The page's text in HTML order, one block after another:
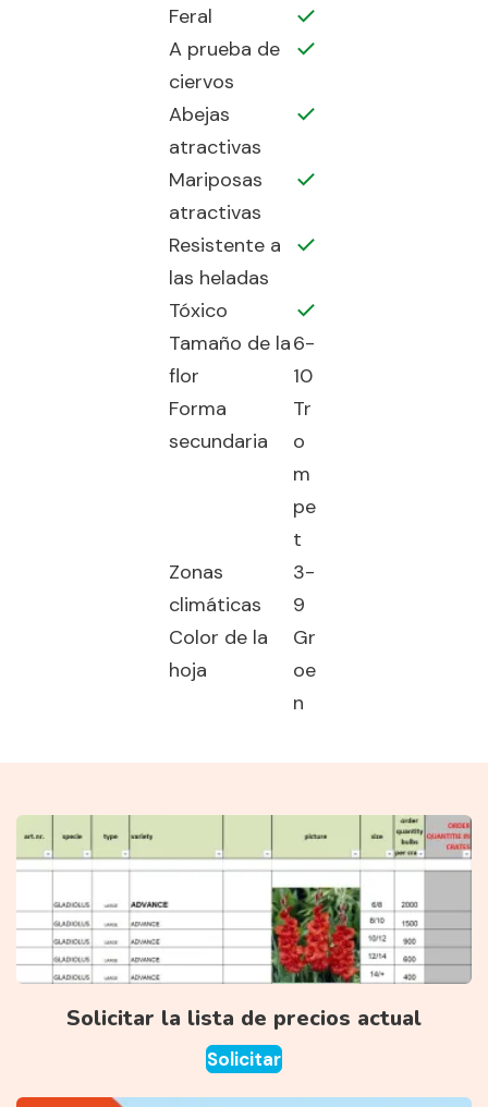
Feral
A prueba de
ciervos
Abejas
atractivas
Mariposas
atractivas
Resistente a
las heladas
Tóxico
Tamaño de la
flor
6-
10
Forma
secundaria
Tr
o
m
pe
t
Zonas
climáticas
3-
9
Color de la
hoja
Gr
oe
n
Solicitar la lista de precios actual
Solicitar